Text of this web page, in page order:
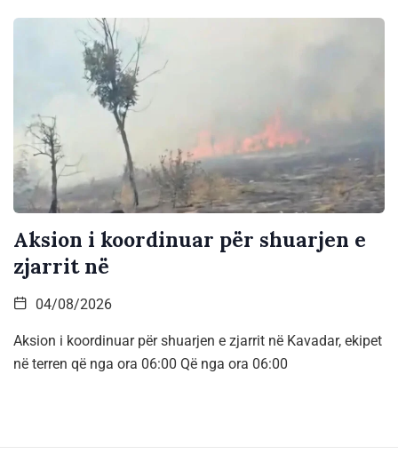
Aksion i koordinuar për shuarjen e
zjarrit në
04/08/2026
Aksion i koordinuar për shuarjen e zjarrit në Kavadar, ekipet
në terren që nga ora 06:00 Që nga ora 06:00